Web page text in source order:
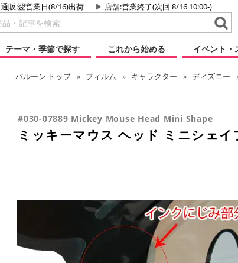
通販:翌営業日(8/16)出荷 店舗:営業終了(次回 8/16 10:00-)
テーマ・季節で探す
これから始める イベント・
バルーン トップ フィルム キャラクター ディズニー
#030-07889 Mickey Mouse Head Mini Shape
ミッキーマウス ヘッド ミニシェイ